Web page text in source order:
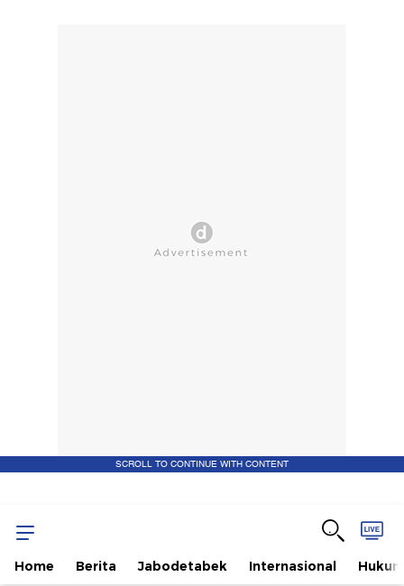
SCROLL TO CONTINUE WITH CONTENT
Home Berita Jabodetabek Internasional Hukum